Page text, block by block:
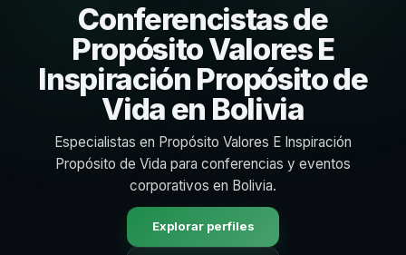
Conferencistas de
Propósito Valores E
Inspiración Propósito de
Vida en Bolivia
Especialistas en Propósito Valores E Inspiración
Propósito de Vida para conferencias y eventos
corporativos en Bolivia.
Explorar perfiles